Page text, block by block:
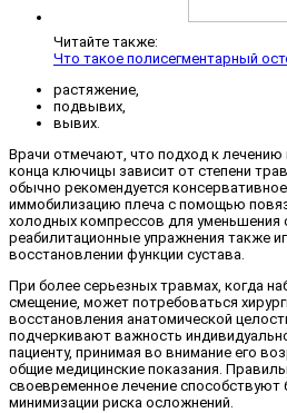
Читайте также:
Что такое полисегментарный
растяжение,
подвывих,
вывих.
Врачи отмечают, что подход к
конца ключицы зависит от степени
обычно рекомендуется
иммобилизацию плеча с помощью
холодных компрессов для уменьшения
реабилитационные упражнения также
восстановлении функции сустава.
При более серьезных травмах, когда
смещение, может потребоваться
восстановления анатомической
подчеркивают важность
пациенту, принимая во внимание его
общие медицинские показания.
своевременное лечение
минимизации риска осложнений.